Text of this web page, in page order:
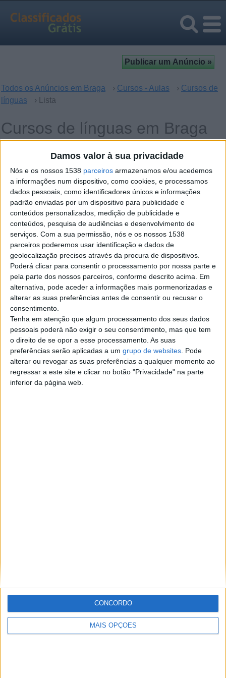
Damos valor à sua privacidade
Nós e os nossos 1538 parceiros armazenamos e/ou acedemos
a informações num dispositivo, como cookies, e processamos
dados pessoais, como identificadores únicos e informações
padrão enviadas por um dispositivo para publicidade e
conteúdos personalizados, medição de publicidade e
conteúdos, pesquisa de audiências e desenvolvimento de
serviços. Com a sua permissão, nós e os nossos 1538
parceiros poderemos usar identificação e dados de
geolocalização precisos através da procura de dispositivos.
Poderá clicar para consentir o processamento por nossa parte e
pela parte dos nossos parceiros, conforme descrito acima. Em
alternativa, pode aceder a informações mais pormenorizadas e
alterar as suas preferências antes de consentir ou recusar o
consentimento.
Tenha em atenção que algum processamento dos seus dados
pessoais poderá não exigir o seu consentimento, mas que tem
o direito de se opor a esse processamento. As suas
preferências serão aplicadas a um grupo de websites . Pode
alterar ou revogar as suas preferências a qualquer momento ao
regressar a este site e clicar no botão "Privacidade" na parte
inferior da página web.
MAIS OPÇÕES
CONCORDO
Todos os Anúncios em Braga › Cursos - Aulas › Cursos de
línguas
› Lista
Cursos de línguas em Braga
Palavras-chave
segunda-feira, 12 de outubro de 2015
English & Spanish lessons
by experienced British
teacher
€ 12
Tailor-made English & Spanish
to…
Braga
Top cidades
Setúbal
Faro
Almada